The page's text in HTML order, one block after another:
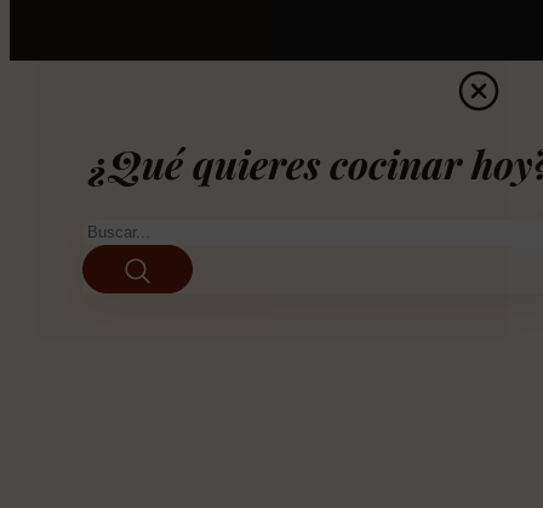
¿Qué quieres cocinar
Buscar